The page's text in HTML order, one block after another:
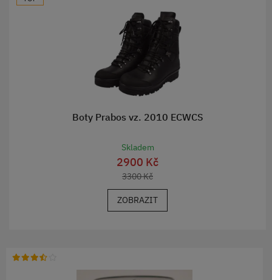
Boty Prabos vz. 2010 ECWCS
Skladem
2900 Kč
3300 Kč
ZOBRAZIT